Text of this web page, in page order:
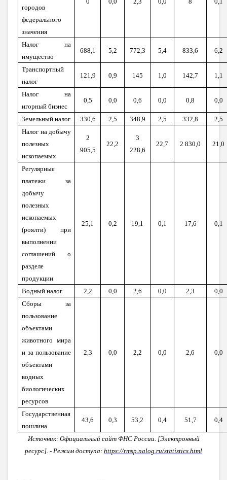
городов
федерального
значения
Налог на
имущество
688,1 5,2 772,3 5,4 833,6 6,2
Транспортный
налог
121,9 0,9 145 1,0 142,7 1,1
Налог на
игорный бизнес
0,5 0,0 0,6 0,0 0,8 0,0
Земельный налог 330,6 2,5 348,9 2,5 332,8
2,5
Налог на добычу
полезных
ископаемых
2
905,5
22,2
3
228,6
22,7 2 830,0 21,0
Регулярные
платежи за
добычу
полезных
ископаемых
(роялти) при
выполнении
соглашений о
разделе
продукции
25,1 0,2 19,1 0,1 17,6 0,1
Водный налог 2,2 0,0 2,6 0,0 2,3
0,0
Сборы за
пользование
объектами
животного мира
и за пользование
объектами
водных
биологических
ресурсов
2,3 0,0 2,2 0,0 2,6 0,0
Государственная
пошлина
43,6 0,3 53,2 0,4 51,7 0,4
Источник: Официальный сайт ФНС России. [Электронный
ресурс]. - Режим доступа: https://rmsp.nalog.ru/statistics.html